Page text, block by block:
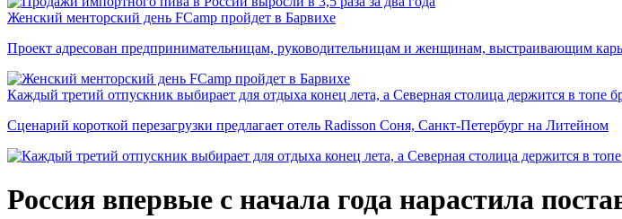
Женский менторский день FCamp пройдет в Барвихе
Проект адресован предпринимательницам, руководительницам и женщинам, выстраивающим
Каждый третий отпускник выбирает для отдыха конец лета, а Северная столица держится в топе
Сценарий короткой перезагрузки предлагает отель Radisson Соня, Санкт-Петербург на Литейном
Россия впервые с начала года нарастила